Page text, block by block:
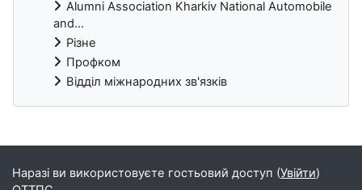
Alumni Association Kharkiv National Automobile
and...
Різне
Профком
Відділ міжнародних зв'язків
Блоки
Наразі ви використовуєте гостьовий доступ (Увійти)